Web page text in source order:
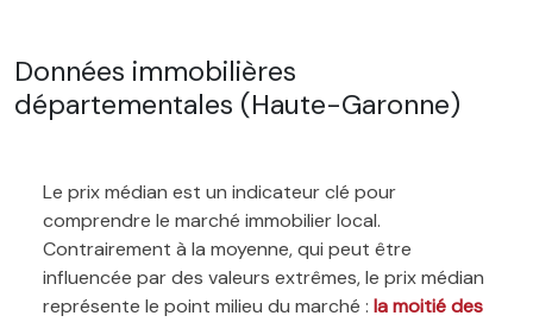
Données immobilières
départementales (Haute-Garonne)
Le prix médian est un indicateur clé pour
comprendre le marché immobilier local.
Contrairement à la moyenne, qui peut être
influencée par des valeurs extrêmes, le prix médian
représente le point milieu du marché : la moitié des